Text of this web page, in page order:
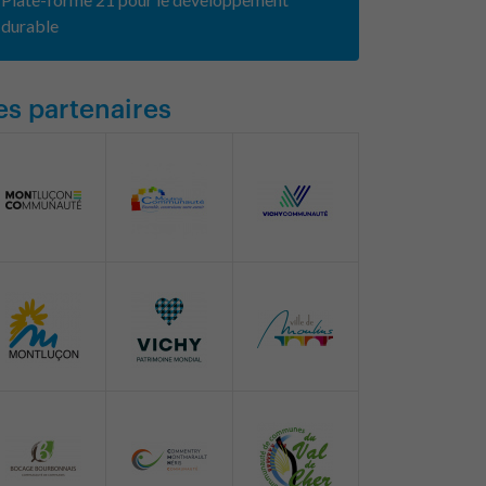
durable
partenaires